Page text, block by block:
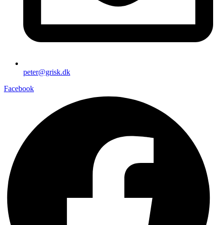
peter@grisk.dk
Facebook